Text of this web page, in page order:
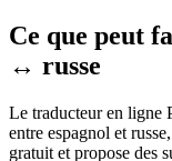
Ce que peut
↔ russe
Le traducteur en ligne
entre espagnol et
gratuit et propose des